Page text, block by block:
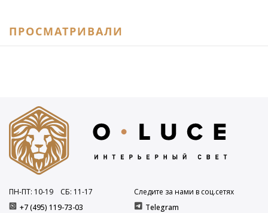
ПРОСМАТРИВАЛИ
+7 (495) 119-73-03
ПН-ПТ: 10-19 СБ: 11-17
Следите за нами в соц.сетях
Telegram